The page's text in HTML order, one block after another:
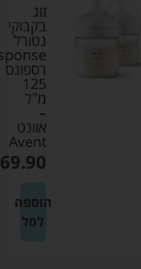
זוג
בקבוקי
נטורל
רספונס
125
מ"ל
–
אוונט
Avent
69.90
הוספה
לסל